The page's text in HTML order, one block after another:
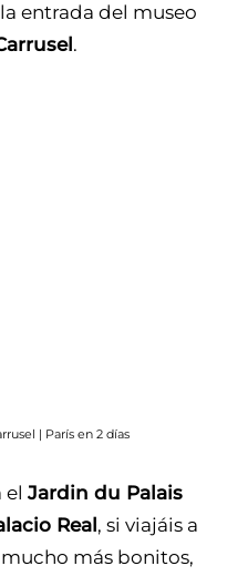
entrada del museo
.
| París en 2 días
el Jardin du Palais
Real, si viajáis a
mucho más bonitos,